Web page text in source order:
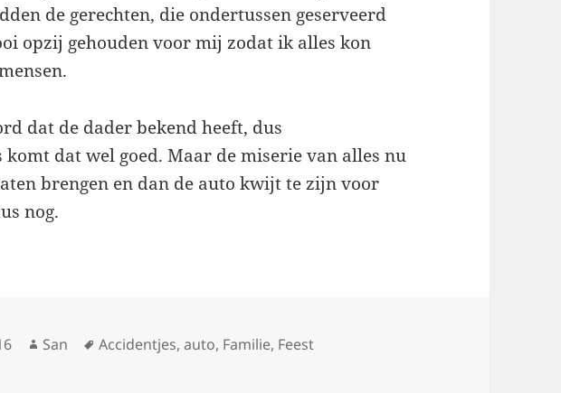
de gerechten, die ondertussen geserveerd
opzij gehouden voor mij zodat ik alles kon
dat de dader bekend heeft, dus
dat wel goed. Maar de miserie van alles nu
brengen en dan de auto kwijt te zijn voor
nog.
Auteur
San Tags
Accidentjes,auto, Familie, Feest